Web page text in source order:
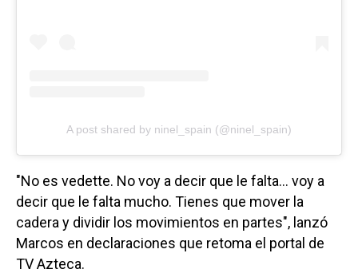
A post shared by ninel_spain (@ninel_spain)
"No es vedette. No voy a decir que le falta… voy a
decir que le falta mucho. Tienes que mover la
cadera y dividir los movimientos en partes", lanzó
Marcos en declaraciones que retoma el portal de
TV Azteca.